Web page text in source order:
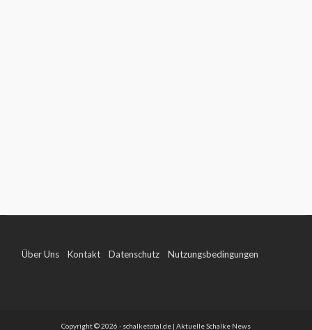
Über Uns Kontakt Datenschutz Nutzungsbedingungen
Copyright © 2026 - schalketotal.de | Aktuelle Schalke News